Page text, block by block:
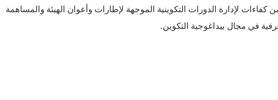
لإدارة الدورات التكوينية الموجهة لإطارات وأعوان الهيئة والمساهمة
في مجال بيداغوجية التكوين.